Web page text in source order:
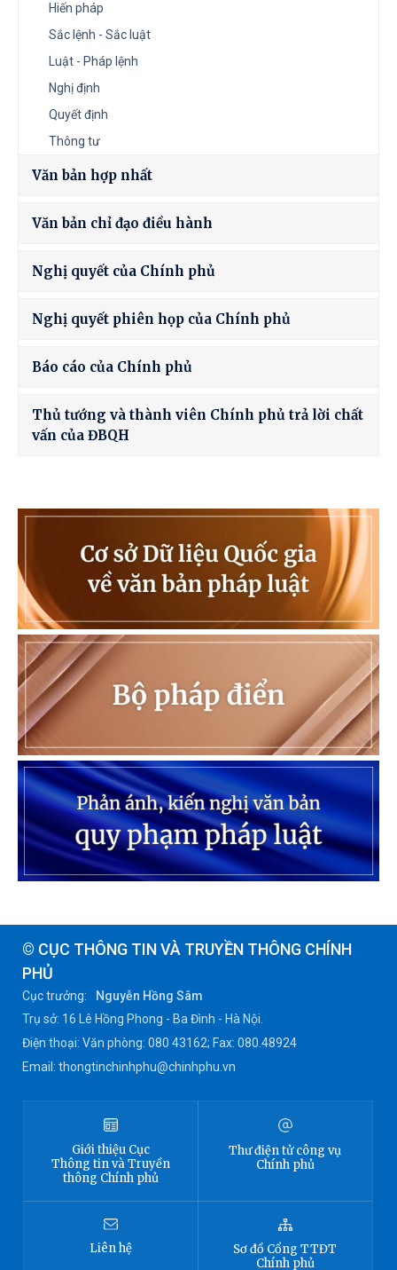
Hiến pháp
Sắc lệnh - Sắc luật
Luật - Pháp lệnh
Nghị định
Quyết định
Thông tư
Văn bản hợp nhất
Văn bản chỉ đạo điều hành
Nghị quyết của Chính phủ
Nghị quyết phiên họp của Chính phủ
Báo cáo của Chính phủ
Thủ tướng và thành viên Chính phủ trả lời chất
vấn của ĐBQH
© CỤC THÔNG TIN VÀ TRUYỀN THÔNG CHÍNH
PHỦ
Cục trưởng:
Nguyễn Hồng Sâm
Trụ sở: 16 Lê Hồng Phong - Ba Đình - Hà Nội.
Điện thoại: Văn phòng: 080 43162; Fax: 080.48924
Email: thongtinchinhphu@chinhphu.vn
Giới thiệu Cục
Thông tinvà Truyền
thông Chính phủ
Thư điện tử công vụ
Chính phủ
Liên hệ Sơ đồ Cổng TTĐT
Chính phủ